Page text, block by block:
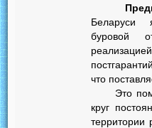
Беларуси
буровой
что
Это
круг
территории